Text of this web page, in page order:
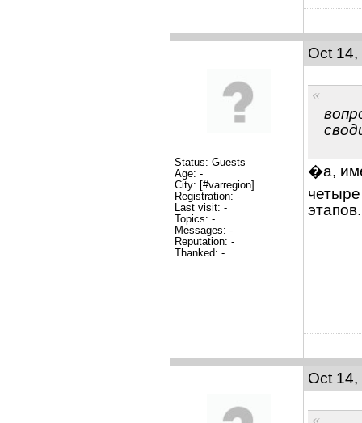
Oct
�а,
этапов.
Status: Guests
Age: -
City: [#varregion]
Registration: -
Last visit: -
Topics: -
Messages: -
Reputation: -
Thanked: -
Oct